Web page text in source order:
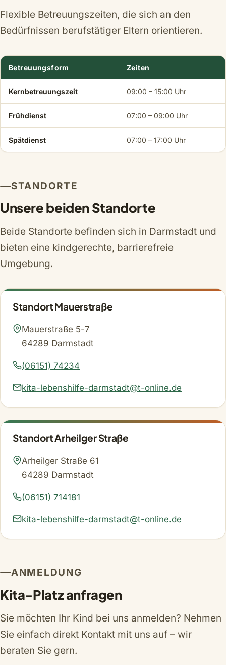
Flexible Betreuungszeiten, die sich an den
Bedürfnissen berufstätiger Eltern orientieren.
Betreuungsform Zeiten
Kernbetreuungszeit 09:00 – 15:00 Uhr
Frühdienst 07:00 – 09:00 Uhr
Spätdienst 07:00 – 17:00 Uhr
STANDORTE
Unsere beiden Standorte
Beide Standorte befinden sich in Darmstadt und
bieten eine kindgerechte, barrierefreie
Umgebung.
Standort Mauerstraße
Mauerstraße 5-7
64289 Darmstadt
(06151) 74234
kita-lebenshilfe-darmstadt@t-online.de
Standort Arheilger Straße
Arheilger Straße 61
64289 Darmstadt
(06151) 714181
kita-lebenshilfe-darmstadt@t-online.de
ANMELDUNG
Kita-Platz anfragen
Sie möchten Ihr Kind bei uns anmelden? Nehmen
Sie einfach direkt Kontakt mit uns auf – wir
beraten Sie gern.